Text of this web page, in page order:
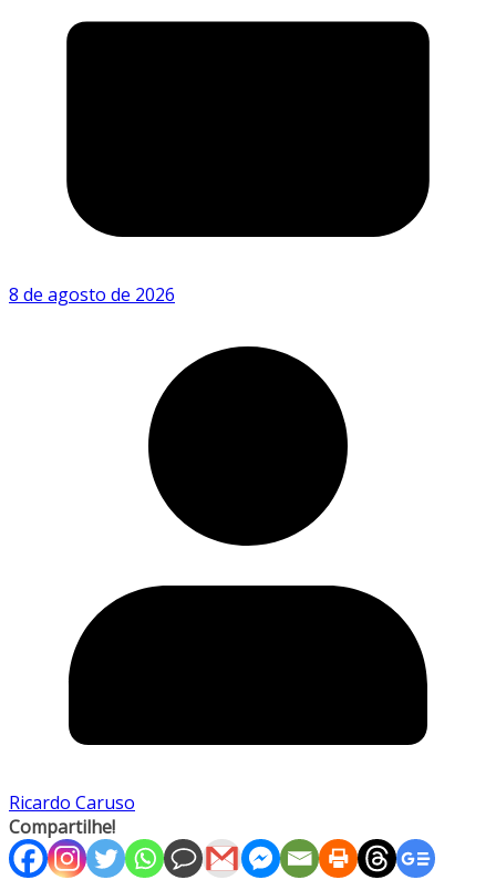
8 de agosto de 2026
Ricardo Caruso
Compartilhe!